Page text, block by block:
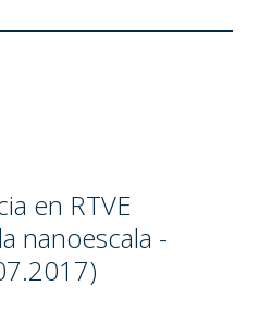
en RTVE
nanoescala -